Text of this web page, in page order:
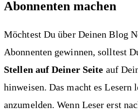
Abonnenten machen
Möchtest Du über Deinen Blog
Abonnenten gewinnen, solltest
Stellen auf Deiner Seite auf
hinweisen. Das macht es Lesern
anzumelden. Wenn Leser erst